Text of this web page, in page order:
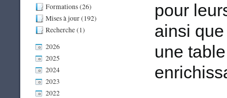
Formations (26)
Mises à jour (192)
Recherche (1)
2026
2025
2024
2023
2022
pour
ainsi
une